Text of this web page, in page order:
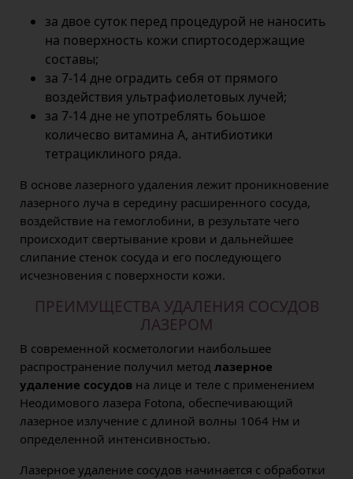
за двое суток перед процедурой не наносить
на поверхность кожи спиртосодержащие
составы;
за 7-14 дне оградить себя от прямого
воздействия ультрафиолетовых лучей;
за 7-14 дне не употреблять боьшое
количесво витамина А, антибиотики
тетрациклиного ряда.
В основе лазерного удаления лежит проникновение
лазерного луча в середину расширенного сосуда,
воздействие на гемоглобини, в результате чего
происходит свертывание крови и дальнейшее
слипание стенок сосуда и его последующего
исчезновения с поверхности кожи.
ПРЕИМУЩЕСТВА УДАЛЕНИЯ СОСУДОВ
ЛАЗЕРОМ
В современной косметологии наибольшее
распространение получил метод лазерное
удаление сосудов на лице и теле с применением
Неодимового лазера Fotona, обеспечивающий
лазерное излучение с длиной волны 1064 Нм и
определенной интенсивностью.
Лазерное удаление сосудов начинается с обработки